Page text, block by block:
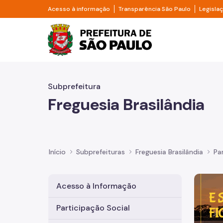
Pular para o Conteúdo principal
Acesso à informação Divisor de acesso à informação
Transparência São Paulo Divisor
Prefeitura de São
Subprefeitura
Freguesia Brasilândia
Início Subprefeituras Freguesia Brasilândia
Acesso à Informação
Participação Social